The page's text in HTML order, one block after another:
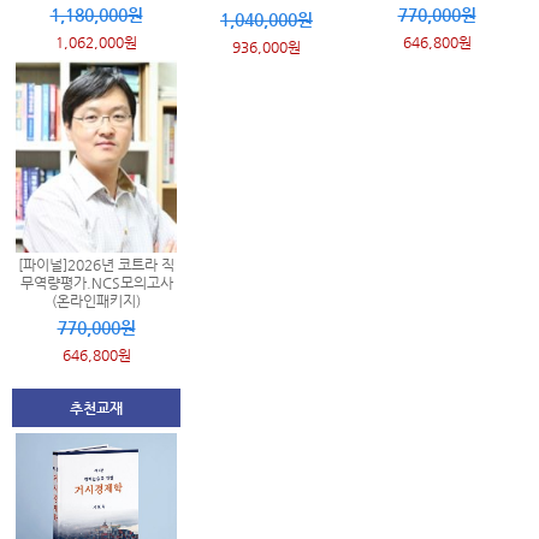
1,180,000원
1,062,000원
1,040,000원
936,000원
770,000원
646,800원
[파이널]2026년 코트라 직
무역량평가.NCS모의고사
(온라인패키지)
770,000원
646,800원
추천교재